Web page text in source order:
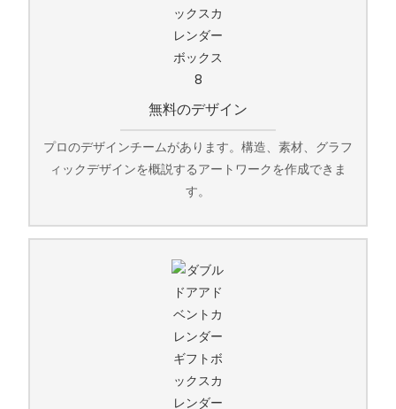
無料のデザイン
プロのデザインチームがあります。構造、素材、グラフ
ィックデザインを概説するアートワークを作成できま
す。